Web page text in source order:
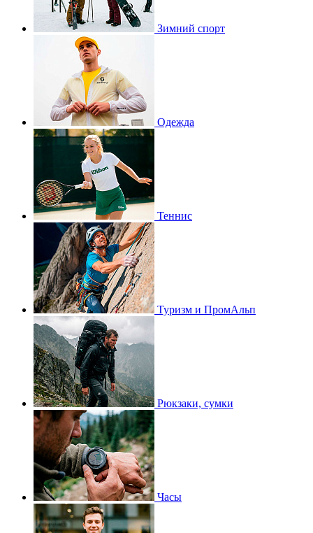
Зимний спорт
Одежда
Теннис
Туризм и ПромАльп
Рюкзаки, сумки
Часы